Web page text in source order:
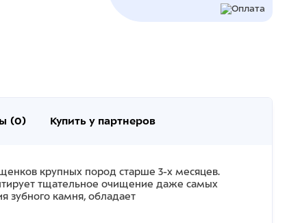
(0) Купить у партнеров
крупных пород старше 3-х месяцев.
тщательное очищение даже самых
зубного камня, обладает